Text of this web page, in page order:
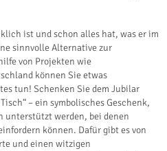
ist und schon alles hat, was er im
sinnvolle Alternative zur
von Projekten wie
können Sie etwas
tun! Schenken Sie dem Jubilar
– ein symbolisches Geschenk,
unterstützt werden, bei denen
können. Dafür gibt es von
und einen witzigen